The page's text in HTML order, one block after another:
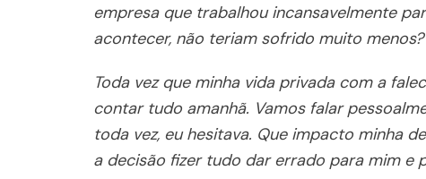
empresa que trabalhou incansavelmente
acontecer, não teriam sofrido muito menos?
Toda vez que minha vida privada com a
contar tudo amanhã. Vamos falar
toda vez, eu hesitava. Que impacto minha
a decisão fizer tudo dar errado para mim e